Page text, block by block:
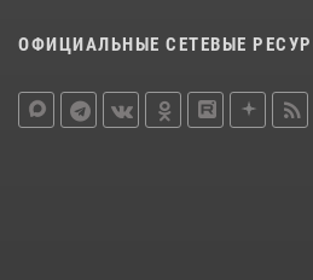
ОФИЦИАЛЬНЫЕ СЕТЕВЫЕ